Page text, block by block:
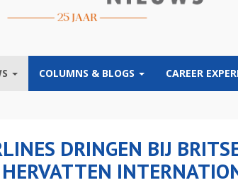
COLUMNS & BLOGS CAREER
DRINGEN BIJ